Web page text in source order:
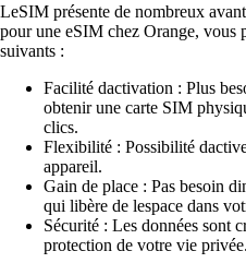
LeSIM présente de nombreux
pour une eSIM chez Orange, vous
suivants :
Facilité dactivation : Plus
obtenir une carte SIM
clics.
Flexibilité : Possibilité
appareil.
Gain de place : Pas besoin
qui libère de lespace dans
Sécurité : Les données sont
protection de votre vie privée.